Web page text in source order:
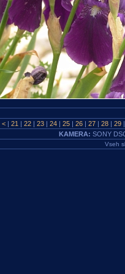
< | 21 | 22 | 23 | 24 | 25 | 26 | 27 | 28 | 29 |
KAMERA: SONY
Vseh